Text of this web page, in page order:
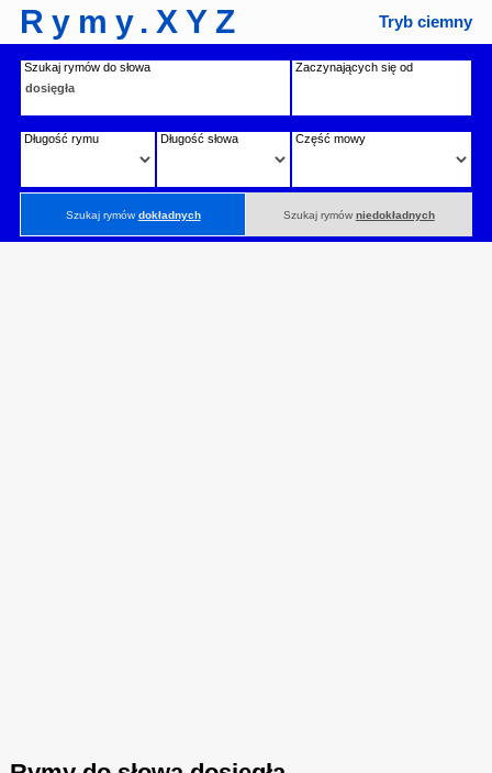
Rymy.XYZ Tryb ciemny
Szukaj rymów do słowa Zaczynających się od
Długość rymu Długość słowa Część mowy
Szukaj rymówdokładnych Szukaj rymów niedokładnych